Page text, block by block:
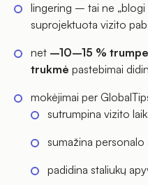
lingering – tai ne „blogi
suprojektuota vizito
net –10–15 %
trukmė pastebimai
mokėjimai per
sutrumpina vizito
sumažina personalo
padidina staliukų